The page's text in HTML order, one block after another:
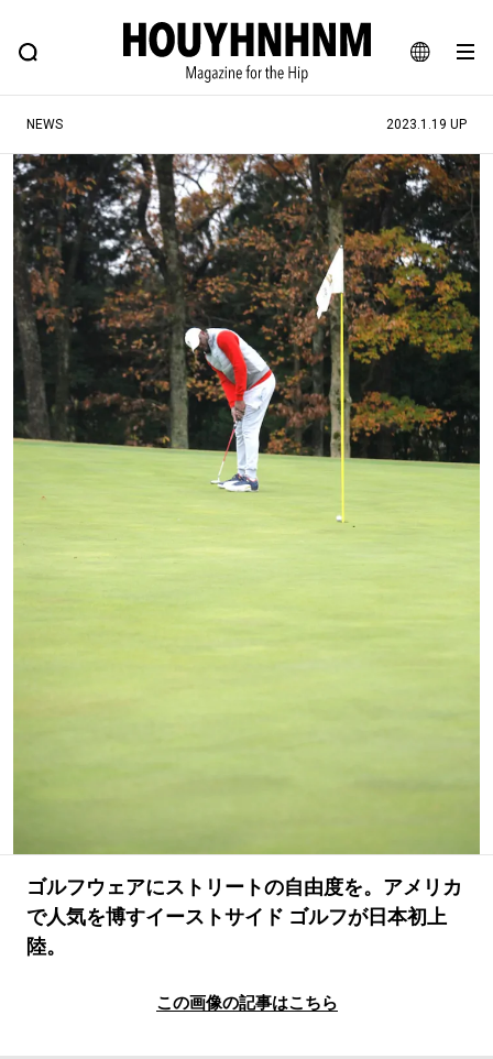
JA
EN
FEATURE BLOG SNAP
ヒップなファッション、カルチャー、ライフスタイルWEBマガジン
#注目のタグ
#SHOPPING ADDICT #憧れの逸品
#ESSENTIAL DESIGNS #古着サミット
#NEW VINTAGE #マイナーグッド図鑑
#路地裏てぃーん。 #MONTHLY JOURNAL
#GH 銘品の所以 #フイナムのYouTube
#Commune H #FOCUS IT #AH.H
#FASHION #MUSIC #MOVIE
#SNEAKER
#HANDSOME HANDBOOK
NEWS 2023.1.19 UP
ゴルフウェアにストリートの自由度を。アメリカ
で人気を博すイーストサイド ゴルフが日本初上
陸。
この画像の記事はこちら